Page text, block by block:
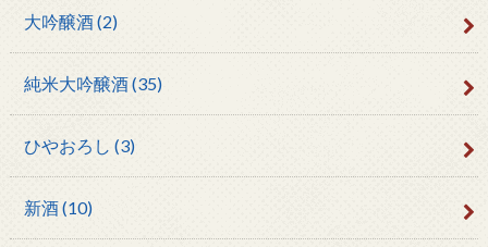
大吟醸酒(2)
純米大吟醸酒(35)
ひやおろし (3)
新酒(10)